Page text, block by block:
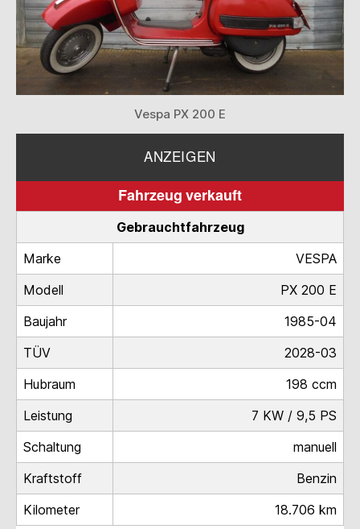
Vespa PX 200 E
ANZEIGEN
Fahrzeug verkauft
Gebrauchtfahrzeug
Marke
VESPA
Modell
PX 200 E
Baujahr
1985-04
TÜV
2028-03
Hubraum
198 ccm
Leistung
7 KW / 9,5 PS
Schaltung
manuell
Kraftstoff
Benzin
Kilometer
18.706 km